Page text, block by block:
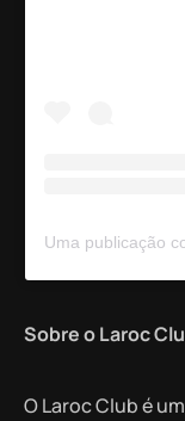
Sobre o Laroc
O Laroc Club é